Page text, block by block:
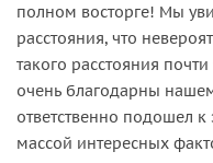
полном восторге! Мы
расстояния, что
такого расстояния
очень благодарны
ответственно подошел
массой интересных